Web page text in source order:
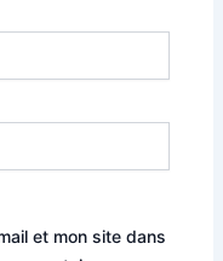
et mon site dans